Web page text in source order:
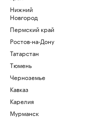
Нижний
Новгород
Пермский край
Ростов-на-Дону
Татарстан
Тюмень
Черноземье
Кавказ
Карелия
Мурманск